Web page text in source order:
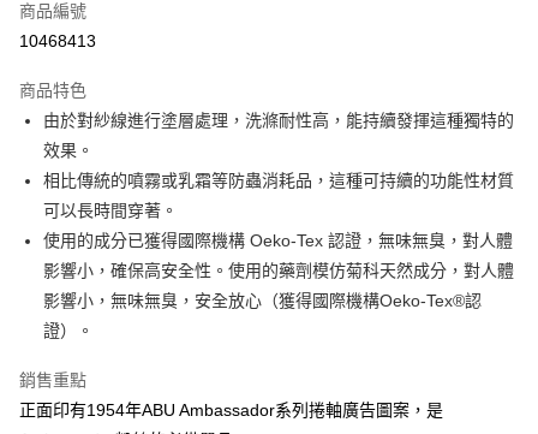
信用卡分期付款
合作金庫商業銀行
華南商業銀行
彰化商業銀行
上海商業儲蓄銀行
國泰世華商業銀行
兆豐國際商業銀行
臺灣中小企業銀行
匯豐（台灣）商業銀行
華泰商業銀行
聯邦商業銀行
遠東國際商業銀行
元大商業銀行
永豐商業銀行
玉山商業銀行
星展（台灣）商業銀行
台新國際商業銀行
超商取貨付款
Apple Pay
悠遊付
【大哥付你分期使用說明】
2.付款方式選擇「大哥付你分期」，訂單成立後會自動跳轉到大哥付的交易
流程，驗證手機門號後，選擇欲分期的期數、繳款截止日，確認付款後即完
成交易。
相關說明
【關於「AFTEE先享後付」】
商品編號
10468413
商品特色
由於對紗線進行塗層處理，洗滌耐性高，能持續發揮這種獨特的
效果。
相比傳統的噴霧或乳霜等防蟲消耗品，這種可持續的功能性材質
可以長時間穿著。
使用的成分已獲得國際機構 Oeko-Tex 認證，無味無臭，對人體
影響小，確保高安全性。使用的藥劑模仿菊科天然成分，對人體
影響小，無味無臭，安全放心（獲得國際機構Oeko-Tex®認
證）。
銷售重點
正面印有1954年ABU Ambassador系列捲軸廣告圖案，是